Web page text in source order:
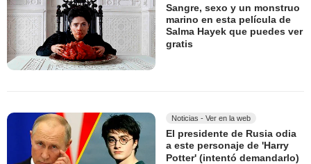
Sangre, sexo y un monstruo
marino en esta película de
Salma Hayek que puedes ver
gratis
Noticias - Ver en la web
El presidente de Rusia odia
a este personaje de 'Harry
Potter' (intentó demandarlo)